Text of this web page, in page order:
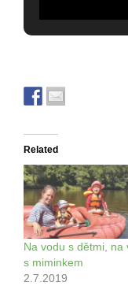
Related
Na vodu s dětmi, na
s miminkem
2.7.2019